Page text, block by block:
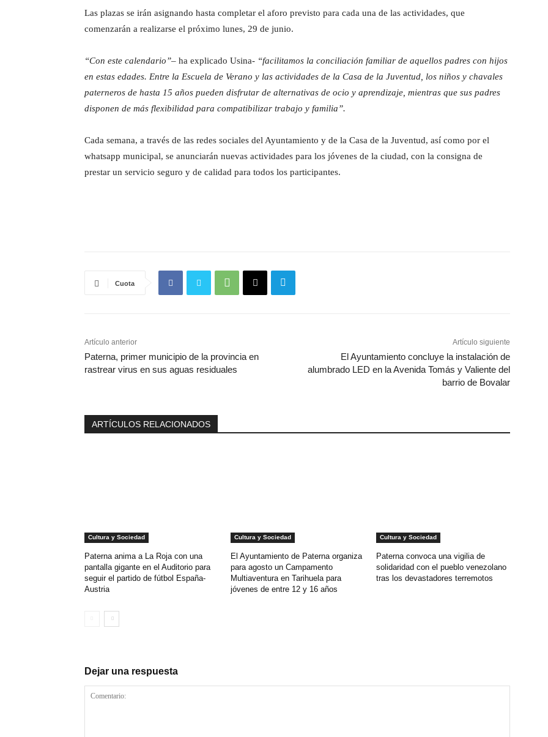
Las plazas se irán asignando hasta completar el aforo previsto para cada una de las actividades, que
comenzarán a realizarse el próximo lunes, 29 de junio.
“Con este calendario”– ha explicado Usina- “facilitamos la conciliación familiar de aquellos padres con hijos
en estas edades. Entre la Escuela de Verano y las actividades de la Casa de la Juventud, los niños y chavales
paterneros de hasta 15 años pueden disfrutar de alternativas de ocio y aprendizaje, mientras que sus padres
disponen de más flexibilidad para compatibilizar trabajo y familia”.
Cada semana, a través de las redes sociales del Ayuntamiento y de la Casa de la Juventud, así como por el
whatsapp municipal, se anunciarán nuevas actividades para los jóvenes de la ciudad, con la consigna de
prestar un servicio seguro y de calidad para todos los participantes.
Cuota
Artículo anterior
Paterna, primer municipio de la provincia en
rastrear virus en sus aguas residuales
Artículo siguiente
El Ayuntamiento concluye la instalación de
alumbrado LED en la Avenida Tomás y Valiente del
barrio de Bovalar
ARTÍCULOS RELACIONADOS
Cultura y Sociedad
Paterna anima a La Roja con una
pantalla gigante en el Auditorio para
seguir el partido de fútbol España-
Austria
Cultura y Sociedad
El Ayuntamiento de Paterna organiza
para agosto un Campamento
Multiaventura en Tarihuela para
jóvenes de entre 12 y 16 años
Cultura y Sociedad
Paterna convoca una vigilia de
solidaridad con el pueblo venezolano
tras los devastadores terremotos
Dejar una respuesta